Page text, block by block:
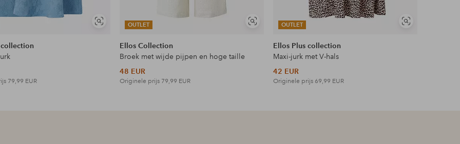
Soortgelijke
collection
79,99 EUR
OUTLET
Soortgelijke
Ellos Collection
Broek met wijde pijpen en hoge taille
48 EUR
Originele prijs 79,99 EUR
OUTLET
Soortgelijke
Ellos Plus collection
Maxi-jurk met V-hals
42 EUR
Originele prijs 69,99 EUR